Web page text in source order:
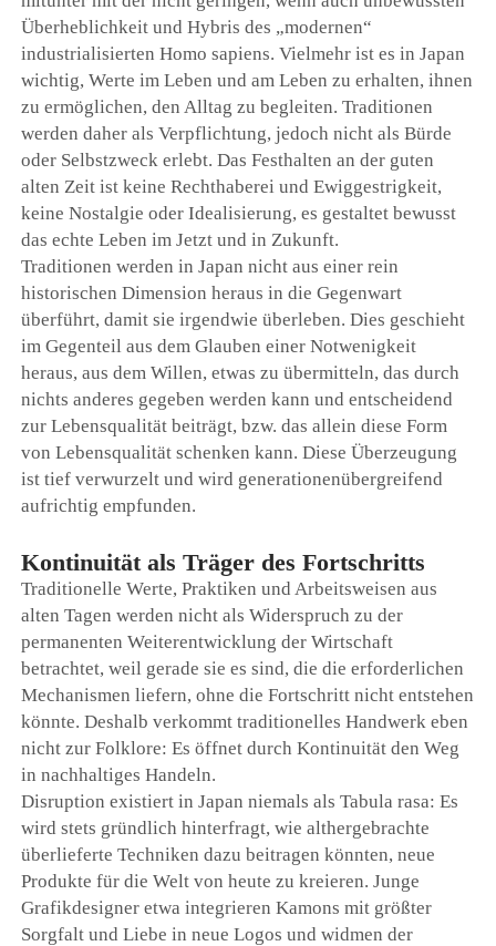
Überheblichkeit und Hybris des „modernen“
industrialisierten Homo sapiens. Vielmehr ist es in Japan
wichtig, Werte im Leben und am Leben zu erhalten, ihnen
zu ermöglichen, den Alltag zu begleiten. Traditionen
werden daher als Verpflichtung, jedoch nicht als Bürde
oder Selbstzweck erlebt. Das Festhalten an der guten
alten Zeit ist keine Rechthaberei und Ewiggestrigkeit,
keine Nostalgie oder Idealisierung, es gestaltet bewusst
das echte Leben im Jetzt und in Zukunft.
Traditionen werden in Japan nicht aus einer rein
historischen Dimension heraus in die Gegenwart
überführt, damit sie irgendwie überleben. Dies geschieht
im Gegenteil aus dem Glauben einer Notwenigkeit
heraus, aus dem Willen, etwas zu übermitteln, das durch
nichts anderes gegeben werden kann und entscheidend
zur Lebensqualität beiträgt, bzw. das allein diese Form
von Lebensqualität schenken kann. Diese Überzeugung
ist tief verwurzelt und wird generationenübergreifend
aufrichtig empfunden.
Kontinuität als Träger des Fortschritts
Traditionelle Werte, Praktiken und Arbeitsweisen aus
alten Tagen werden nicht als Widerspruch zu der
permanenten Weiterentwicklung der Wirtschaft
betrachtet, weil gerade sie es sind, die die erforderlichen
Mechanismen liefern, ohne die Fortschritt nicht entstehen
könnte. Deshalb verkommt traditionelles Handwerk eben
nicht zur Folklore: Es öffnet durch Kontinuität den Weg
in nachhaltiges Handeln.
Disruption existiert in Japan niemals als Tabula rasa: Es
wird stets gründlich hinterfragt, wie althergebrachte
überlieferte Techniken dazu beitragen könnten, neue
Produkte für die Welt von heute zu kreieren. Junge
Grafikdesigner etwa integrieren Kamons mit größter
Sorgfalt und Liebe in neue Logos und widmen der